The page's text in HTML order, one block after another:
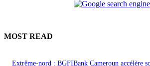
MOST READ
Extrême-nord : BGFIBank Cameroun accélère